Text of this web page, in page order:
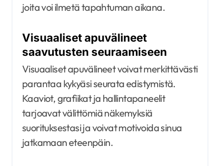
joita voi ilmetä tapahtuman aikana.
Visuaaliset apuvälineet
saavutusten seuraamiseen
Visuaaliset apuvälineet voivat merkittävästi
parantaa kykyäsi seurata edistymistä.
Kaaviot, grafiikat ja hallintapaneelit
tarjoavat välittömiä näkemyksiä
suorituksestasi ja voivat motivoida sinua
jatkamaan eteenpäin.